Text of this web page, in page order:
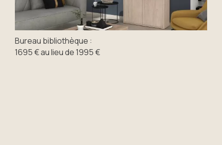
Bureau bibliothèque :
1695 € au lieu de 1995 €